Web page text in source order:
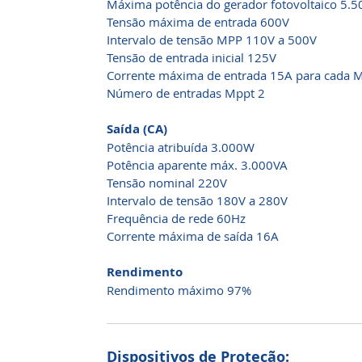
Máxima potência do gerador fotovoltaico
Tensão máxima de entrada 600V
Intervalo de tensão MPP 110V a 500V
Tensão de entrada inicial 125V
Corrente máxima de entrada 15A para cada
Número de entradas Mppt 2
Saída (CA)
Potência atribuída 3.000W
Potência aparente máx. 3.000VA
Tensão nominal 220V
Intervalo de tensão 180V a 280V
Frequência de rede 60Hz
Corrente máxima de saída 16A
Rendimento
Rendimento máximo 97%
Dispositivos de Proteção: